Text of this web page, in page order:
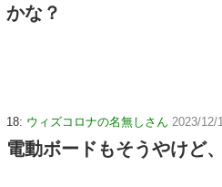
かな？
18: ウィズコロナの名無しさん 2023/12/
電動ボードもそうやけど、